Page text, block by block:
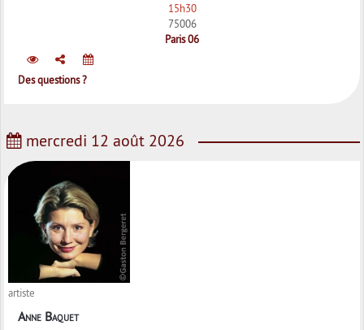
15h30
75006
Paris 06
Des questions ?
mercredi 12 août 2026
artiste
Anne Baquet